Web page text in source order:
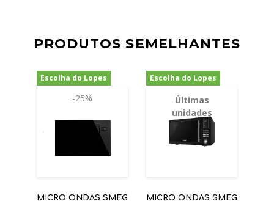
PRODUTOS SEMELHANTES
Escolha do Lopes
-25%
MICRO ONDAS SMEG
Escolha do Lopes
Últimas
unidades
-20%
MICRO ONDAS SMEG